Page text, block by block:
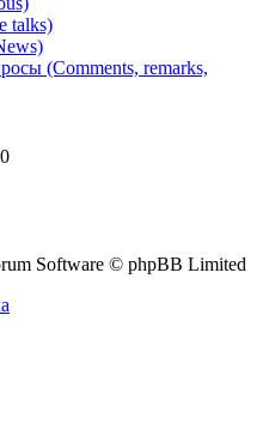
talks)
(Comments, remarks,
Software © phpBB Limited